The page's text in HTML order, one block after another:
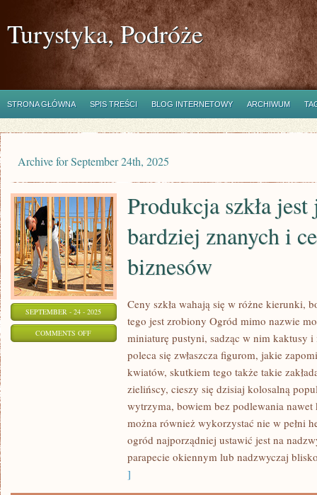
Turystyka, Podróże
STRONA GŁÓWNA SPIS TREŚCI BLOG INTERNETOWY ARCHIWUM
Archive for September 24th, 2025
SEPTEMBER - 24 - 2025
COMMENTS OFFON
CENNYCH
Produkcja szkła
bardziej znanych i
biznesów
Ceny szkła wahają się w różne kierunki,
tego jest zrobiony Ogród mimo nazwie
miniaturę pustyni, sadząc w nim kaktusy i
poleca się zwłaszcza figurom, jakie
kwiatów, skutkiem tego także takie
zielińscy, cieszy się dzisiaj kolosalną
wytrzyma, bowiem bez podlewania
można również wykorzystać nie w pełni
ogród najporządniej ustawić jest na
parapecie okiennym lub nadzwyczaj
]